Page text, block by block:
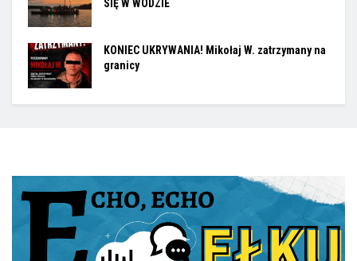
SIĘ W WODZIE
KONIEC UKRYWANIA! Mikołaj W. zatrzymany na
granicy